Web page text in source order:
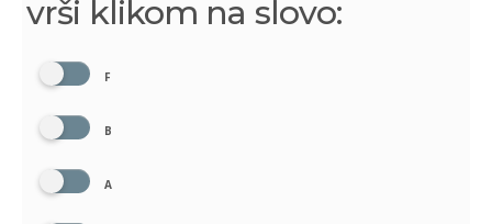
vrši klikom na slovo:
F
B
A